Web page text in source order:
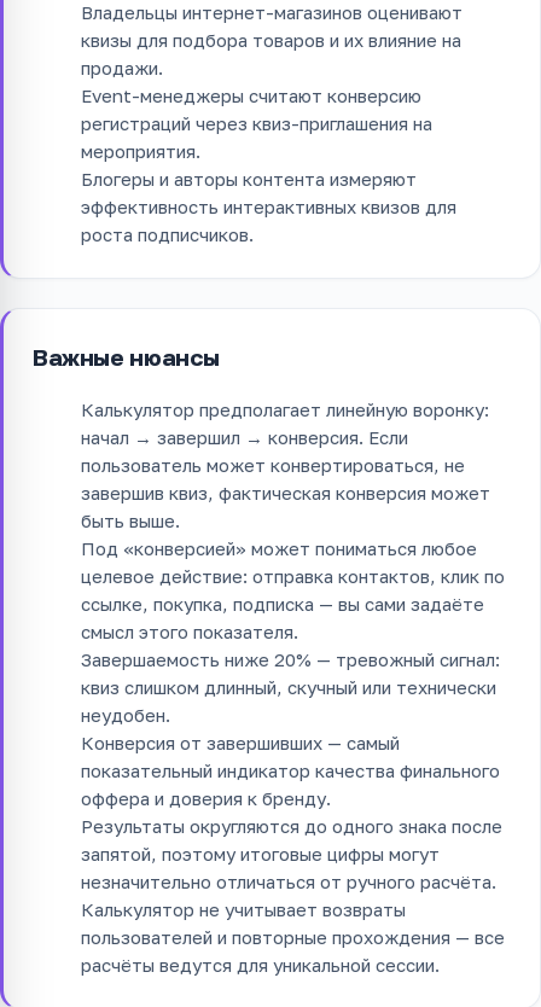
Владельцы интернет-магазинов оценивают
квизы для подбора товаров и их влияние на
продажи.
Event-менеджеры считают конверсию
регистраций через квиз-приглашения на
мероприятия.
Блогеры и авторы контента измеряют
эффективность интерактивных квизов для
роста подписчиков.
Важные нюансы
Калькулятор предполагает линейную воронку:
начал → завершил → конверсия. Если
пользователь может конвертироваться, не
завершив квиз, фактическая конверсия может
быть выше.
Под «конверсией» может пониматься любое
целевое действие: отправка контактов, клик по
ссылке, покупка, подписка — вы сами задаёте
смысл этого показателя.
Завершаемость ниже 20% — тревожный сигнал:
квиз слишком длинный, скучный или технически
неудобен.
Конверсия от завершивших — самый
показательный индикатор качества финального
оффера и доверия к бренду.
Результаты округляются до одного знака после
запятой, поэтому итоговые цифры могут
незначительно отличаться от ручного расчёта.
Калькулятор не учитывает возвраты
пользователей и повторные прохождения — все
расчёты ведутся для уникальной сессии.